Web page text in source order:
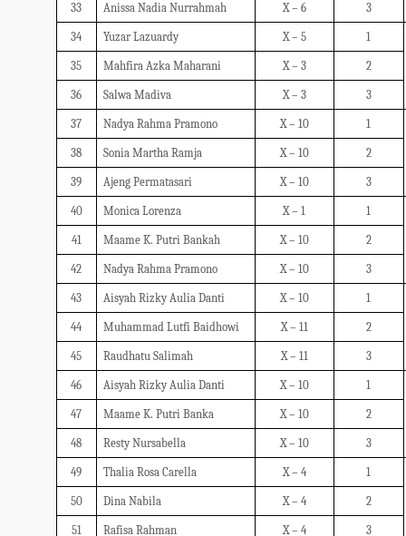
33 Anissa Nadia Nurrahmah X – 6 3
34 Yuzar Lazuardy X – 5 1
35 Mahfira Azka Maharani X – 3 2
36 Salwa Madiva X – 3 3
37 Nadya Rahma Pramono X – 10 1
38 Sonia Martha Ramja X – 10 2
39 Ajeng Permatasari X – 10 3
40 Monica Lorenza X – 1 1
41 Maame K. Putri Bankah X – 10 2
42 Nadya Rahma Pramono X – 10 3
43 Aisyah Rizky Aulia Danti X – 10 1
44 Muhammad Lutfi Baidhowi X – 11 2
45 Raudhatu Salimah X – 11 3
46 Aisyah Rizky Aulia Danti X – 10 1
47 Maame K. Putri Banka X – 10 2
48 Resty Nursabella X – 10 3
49 Thalia Rosa Carella X – 4 1
50 Dina Nabila X – 4 2
51 Rafisa Rahman X – 4 3